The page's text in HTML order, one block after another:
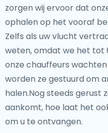
zorgen wij ervoor dat
ophalen op het vooraf
Zelfs als uw vlucht
weten, omdat we het tot
onze chauffeurs
worden ze gestuurd om
halen.Nog steeds gerust
aankomt, hoe laat het
om u te ontvangen.